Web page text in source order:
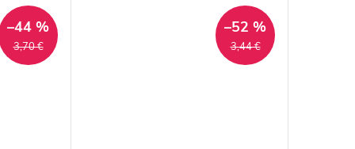
3,70 €
–44 %
3,44 €
–52 %